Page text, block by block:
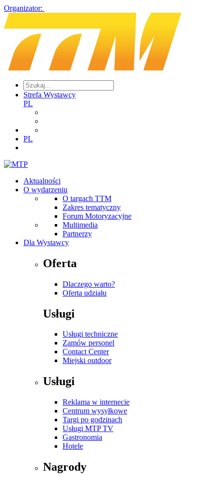
Organizator:
Strefa Wystawcy
PL
PL
Aktualności
O wydarzeniu
O targach TTM
Zakres tematyczny
Forum Motoryzacyjne
Multimedia
Partnerzy
Dla Wystawcy
Oferta
Dlaczego warto?
Oferta udziału
Usługi
Usługi techniczne
Zamów personel
Contact Center
Miejski outdoor
Usługi
Reklama w internecie
Centrum wysyłkowe
Targi po godzinach
Usługi MTP TV
Gastronomia
Hotele
Nagrody